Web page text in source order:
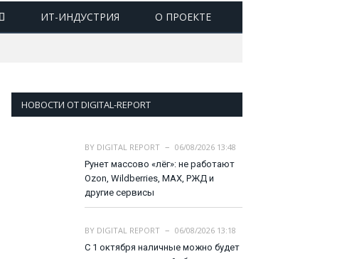
ИТ-ИНДУСТРИЯ О ПРОЕКТЕ
НОВОСТИ ОТ DIGITAL-REPORT
BY DIGITAL REPORT
06/08/2026 13:48
Рунет массово «лёг»: не работают
Ozon, Wildberries, MAX, РЖД и
другие сервисы
BY DIGITAL REPORT
06/08/2026 13:18
С 1 октября наличные можно будет